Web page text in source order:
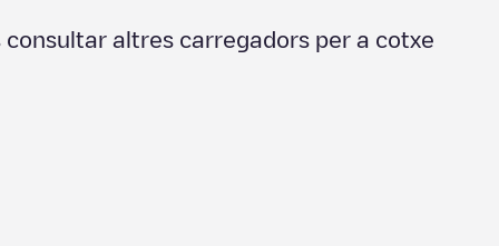
consultar altres carregadors per a cotxe